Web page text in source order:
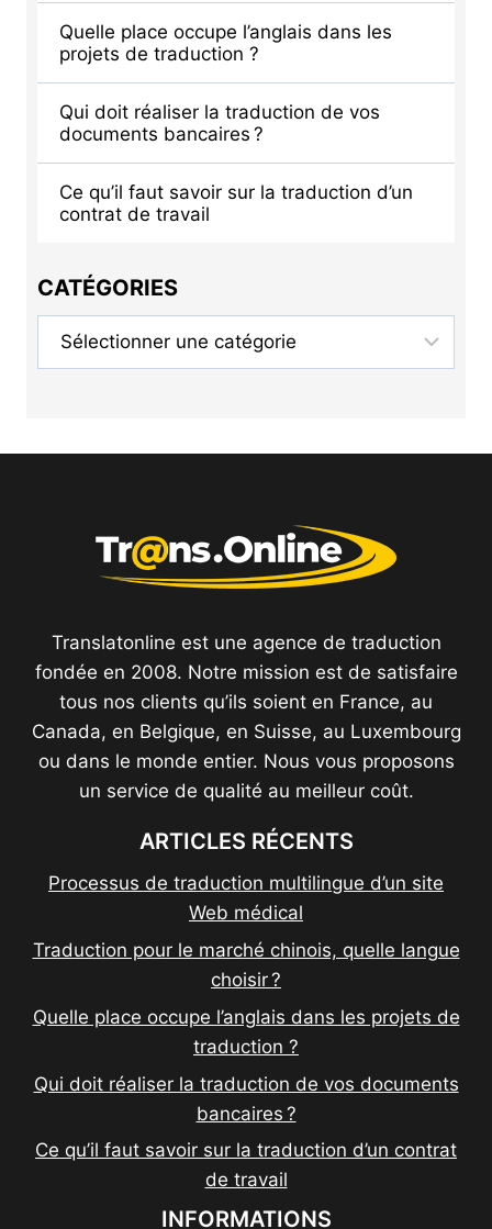
Quelle place occupe l’anglais dans les
projets de traduction ?
Qui doit réaliser la traduction de vos
documents bancaires ?
Ce qu’il faut savoir sur la traduction d’un
contrat de travail
CATÉGORIES
Catégories
Translatonline est une agence de traduction
fondée en 2008. Notre mission est de satisfaire
tous nos clients qu’ils soient en France, au
Canada, en Belgique, en Suisse, au Luxembourg
ou dans le monde entier. Nous vous proposons
un service de qualité au meilleur coût.
ARTICLES RÉCENTS
Processus de traduction multilingue d’un site
Web médical
Traduction pour le marché chinois, quelle langue
choisir ?
Quelle place occupe l’anglais dans les projets de
traduction ?
Qui doit réaliser la traduction de vos documents
bancaires ?
Ce qu’il faut savoir sur la traduction d’un contrat
de travail
INFORMATIONS